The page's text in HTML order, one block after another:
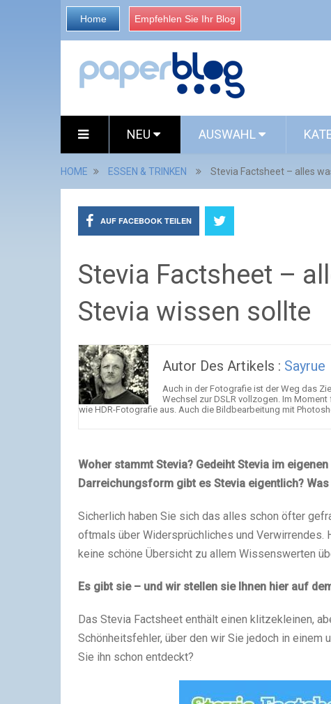
Home Empfehlen Sie Ihr Blog
NEU AUSWAHL
HOME ESSEN & TRINKEN Stevia Factsheet – alles
AUF FACEBOOK TEILEN
Stevia Factsheet –
Stevia wissen sollte
Autor Des Artikels : Sayrue
Auch in der Fotografie ist der Weg das
Wechsel zur DSLR vollzogen. Im
wie HDR-Fotografie aus. Auch die Bildbearbeitung mit
Woher stammt Stevia? Gedeiht Stevia im
Darreichungsform gibt es Stevia eigentlich?
Sicherlich haben Sie sich das alles schon öfter
oftmals über Widersprüchliches und Verwirrendes.
keine schöne Übersicht zu allem Wissenswerten
Es gibt sie – und wir stellen sie Ihnen hier auf
Das Stevia Factsheet enthält einen klitzekleinen,
Schönheitsfehler, über den wir Sie jedoch in einem
Sie ihn schon entdeckt?